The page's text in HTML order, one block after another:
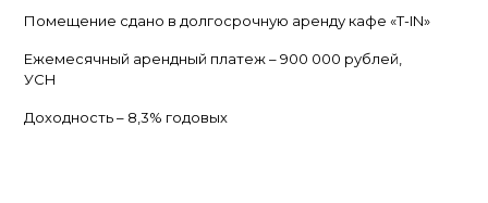
Помещение сдано в долгосрочную аренду кафе «T-IN»
Ежемесячный арендный платеж – 900 000 рублей,
УСН
Доходность – 8,3% годовых